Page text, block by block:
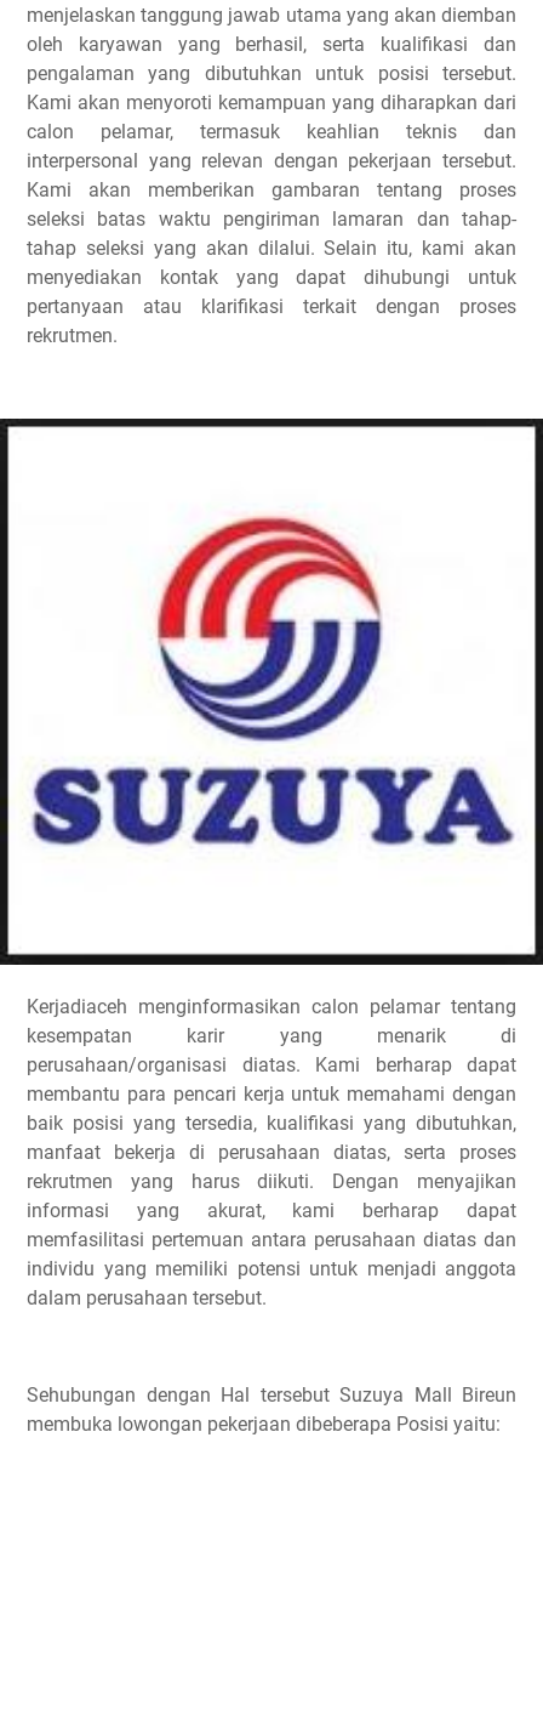
menjelaskan tanggung jawab utama yang akan diemban
oleh karyawan yang berhasil, serta kualifikasi dan
pengalaman yang dibutuhkan untuk posisi tersebut.
Kami akan menyoroti kemampuan yang diharapkan dari
calon pelamar, termasuk keahlian teknis dan
interpersonal yang relevan dengan pekerjaan tersebut.
Kami akan memberikan gambaran tentang proses
seleksi batas waktu pengiriman lamaran dan tahap-
tahap seleksi yang akan dilalui. Selain itu, kami akan
menyediakan kontak yang dapat dihubungi untuk
pertanyaan atau klarifikasi terkait dengan proses
rekrutmen.
Kerjadiaceh menginformasikan calon pelamar tentang
kesempatan karir yang menarik di
perusahaan/organisasi diatas. Kami berharap dapat
membantu para pencari kerja untuk memahami dengan
baik posisi yang tersedia, kualifikasi yang dibutuhkan,
manfaat bekerja di perusahaan diatas, serta proses
rekrutmen yang harus diikuti. Dengan menyajikan
informasi yang akurat, kami berharap dapat
memfasilitasi pertemuan antara perusahaan diatas dan
individu yang memiliki potensi untuk menjadi anggota
dalam perusahaan tersebut.
Sehubungan dengan Hal tersebut Suzuya Mall Bireun
membuka lowongan pekerjaan dibeberapa Posisi yaitu: